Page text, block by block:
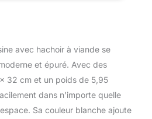
non seulement une
grande résistance, mais
aussi un nettoyage
Des accessoires
puissants : le kit
avec hachoir à viande se
et épuré. Avec des
32 cm et un poids de 5,95
dans n’importe quelle
Sa couleur blanche ajoute